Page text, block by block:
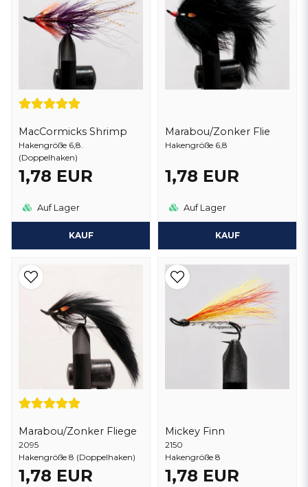
MacCormicks Shrimp
Hakengröße 6,8.
(Doppelhaken)
1,78 EUR
Auf Lager
KAUF
Marabou/Zonker Flie
Hakengröße 6,8
1,78 EUR
Auf Lager
KAUF
Marabou/Zonker Fliege
2095
Hakengröße 8 (Doppelhaken)
1,78 EUR
Mickey Finn
2150
Hakengröße 8
1,78 EUR